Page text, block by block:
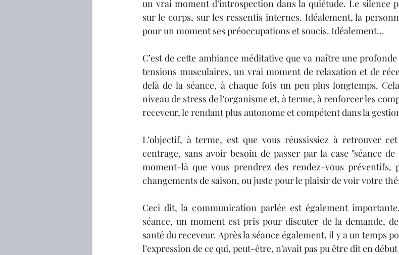
un vrai moment d’introspection dans la quiétude. Le silence
sur le corps, sur les ressentis internes. Idéalement, la
pour un moment ses préoccupations et soucis. Idéalement…
C’est de cette ambiance méditative que va naître une
tensions musculaires, un vrai moment de relaxation et de
delà de la séance, à chaque fois un peu plus longtemps.
niveau de stress de l’organisme et, à terme, à renforcer les
receveur, le rendant plus autonome et compétent dans la
L’objectif, à terme, est que vous réussissiez à retrouver
centrage, sans avoir besoin de passer par la case "séance
moment-là que vous prendrez des rendez-vous préventifs,
changements de saison, ou juste pour le plaisir de voir votre
Ceci dit, la communication parlée est également
séance, un moment est pris pour discuter de la demande,
santé du receveur. Après la séance également, il y a un temps
l’expression de ce qui, peut-être, n’avait pas pu être dit en